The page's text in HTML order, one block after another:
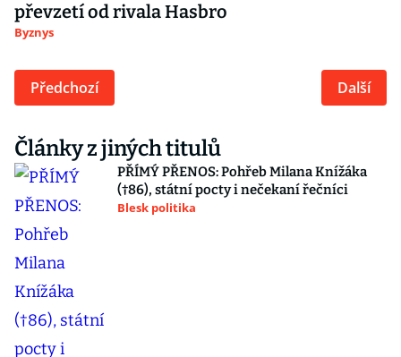
převzetí od rivala Hasbro
Byznys
Předchozí Další
Články z jiných titulů
PŘÍMÝ PŘENOS: Pohřeb Milana Knížáka
(†86), státní pocty i nečekaní řečníci
Blesk politika